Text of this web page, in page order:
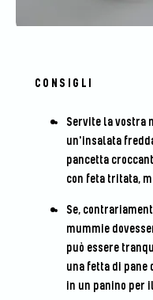
CONSIGLI
Servite la vostra
un'insalata
pancetta
con feta tritata,
Se,
mummie
può essere
una fetta di pane
in un panino per